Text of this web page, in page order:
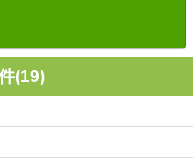
(19)